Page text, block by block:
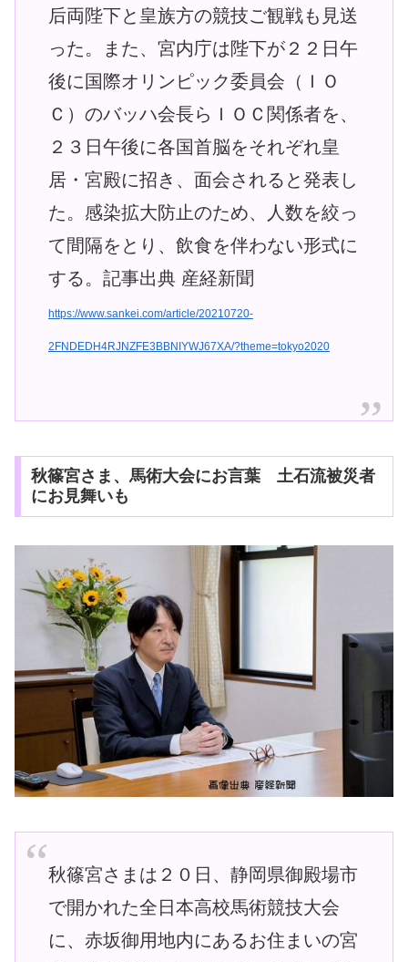
后両陛下と皇族方の競技ご観戦も見送
った。また、宮内庁は陛下が２２日午
後に国際オリンピック委員会（ＩＯ
Ｃ）のバッハ会長らＩＯＣ関係者を、
２３日午後に各国首脳をそれぞれ皇
居・宮殿に招き、面会されると発表し
た。感染拡大防止のため、人数を絞っ
て間隔をとり、飲食を伴わない形式に
する。記事出典 産経新聞
https://www.sankei.com/article/20210720-
2FNDEDH4RJNZFE3BBNIYWJ67XA/?theme=tokyo2020
秋篠宮さま、馬術大会にお言葉 土石流被災者
にお見舞いも
秋篠宮さまは２０日、静岡県御殿場市
で開かれた全日本高校馬術競技大会
に、赤坂御用地内にあるお住まいの宮